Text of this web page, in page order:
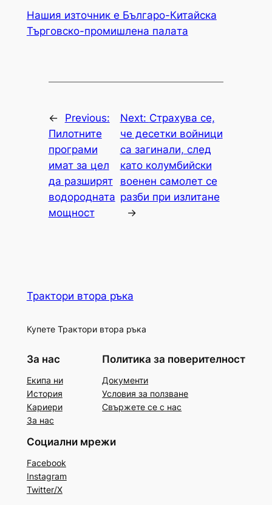
Нашия източник е Българо-Китайска
Търговско-промишлена палaта
←
Previous:
Пилотните
програми
имат за цел
да разширят
водородната
мощност
Next: Страхува се,
че десетки войници
са загинали, след
като колумбийски
военен самолет се
разби при излитане
→
Трактори втора ръка
Купете Трактори втора ръка
За нас
Екипа ни
История
Кариери
За нас
Политика за поверителност
Документи
Условия за ползване
Свържете се с нас
Социални мрежи
Facebook
Instagram
Twitter/X